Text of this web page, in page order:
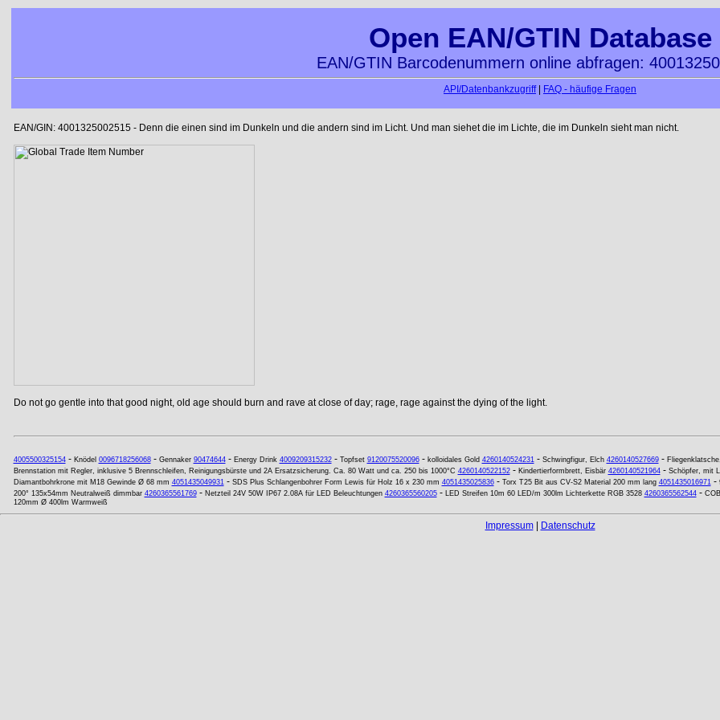
Open EAN/GTIN Database
EAN/GTIN Barcodenummern online abfragen:
API/Datenbankzugriff| FAQ - häufige Fragen
EAN/GIN: 4001325002515 - Denn die einen sind im Dunkeln und die andern sind im Licht. Und man siehet die im Lichte, die im Dunkeln sieht man nicht.
Do not go gentle into that good night, old age should burn and rave at close of day; rage, rage against the dying of the light.
4005500325154- Knödel 0096718256068- Gennaker 90474644- Energy Drink 4009209315232- Topfset 9120075520096- kolloidales Gold 4260140524231- Schwingfigur, Elch 4260140527669-
Brennstation mit Regler, inklusive 5 Brennschleifen, Reinigungsbürste und 2A Ersatzsicherung. Ca. 80 Watt und ca. 250 bis 1000°C 4260140522152- Kindertierformbrett, Eisbär 4260140521964- Schöpfer, mit
Diamantbohrkrone mit M18 Gewinde Ø 68 mm 4051435049931- SDS Plus Schlangenbohrer Form Lewis für Holz 16 x 230 mm 4051435025836- Torx T25 Bit aus CV-S2 Material 200 mm lang 4051435016971-
200° 135x54mm Neutralweiß dimmbar 4260365561769- Netzteil 24V 50W IP67 2.08A für LED Beleuchtungen 4260365560205- LED Streifen 10m 60 LED/m 300lm Lichterkette RGB 3528 4260365562544-
120mm Ø 400lm Warmweiß
Impressum| Datenschutz